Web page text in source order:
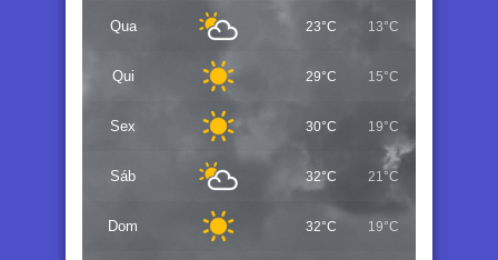
Qua 23°C 13°C
Qui 29°C 15°C
Sex 30°C 19°C
Sáb 32°C 21°C
Dom 32°C 19°C